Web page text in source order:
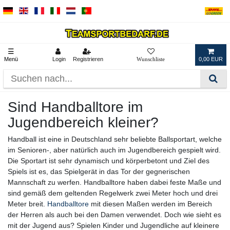
☰
Menü Login Registrieren 0,00 EUR
Sind Handballtore im
Jugendbereich kleiner?
Handball ist eine in Deutschland sehr beliebte Ballsportart, welche
im Senioren-, aber natürlich auch im Jugendbereich gespielt wird.
Die Sportart ist sehr dynamisch und körperbetont und Ziel des
Spiels ist es, das Spielgerät in das Tor der gegnerischen
Mannschaft zu werfen. Handballtore haben dabei feste Maße und
sind gemäß dem geltenden Regelwerk zwei Meter hoch und drei
Meter breit. Handballtore mit diesen Maßen werden im Bereich
der Herren als auch bei den Damen verwendet. Doch wie sieht es
mit der Jugend aus? Spielen Kinder und Jugendliche auf kleinere